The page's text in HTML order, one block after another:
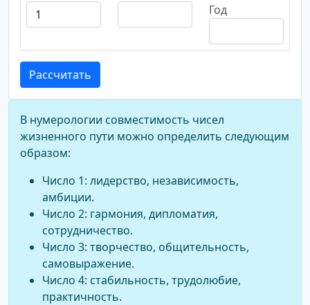
Год
Рассчитать
В нумерологии совместимость чисел
жизненного пути можно определить следующим
образом:
Число 1: лидерство, независимость,
амбиции.
Число 2: гармония, дипломатия,
сотрудничество.
Число 3: творчество, общительность,
самовыражение.
Число 4: стабильность, трудолюбие,
практичность.